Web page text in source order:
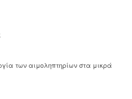
των αιμοληπτηρίων στα μικρά